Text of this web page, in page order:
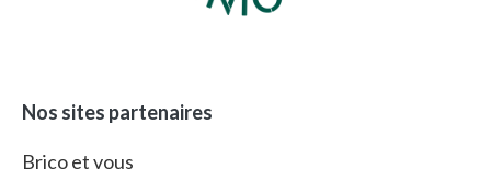
Nos sites partenaires
Brico et vous